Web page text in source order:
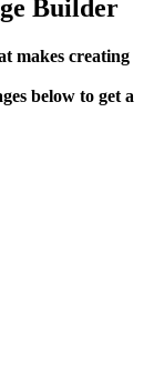
Builder
makes creating
below to get a